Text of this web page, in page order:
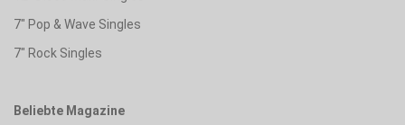
7" Pop & Wave Singles
7" Rock Singles
Beliebte Magazine